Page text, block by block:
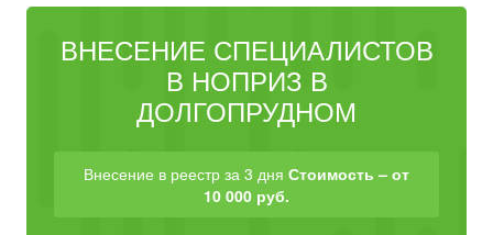
ВНЕСЕНИЕ СПЕЦИАЛИСТОВ
В НОПРИЗ В
ДОЛГОПРУДНОМ
Внесение в реестр за 3 дня Стоимость – от
10 000 руб.